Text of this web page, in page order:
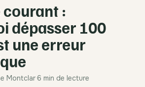
:
dépasser 100
une erreur
Montclar·6 min de lecture